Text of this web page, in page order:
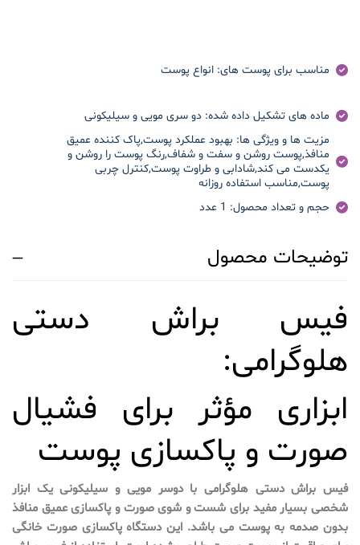
مزیت ها و ویژگی ها:بهبود عملکرد پوست,پاک کننده عمیق
پوست,مناسب استفاده روزانه
حجم و تعداد محصول:1 عدد
توضیحات محصول
فیس براش دستی
هلوگرامی:
ابزاری مؤثر برای فشیال
صورت و پاکسازی پوست
فیس براش دستی هلوگرامی با دوسر مویی و سیلیکونی یک ابزار
شخصی بسیار مفید برای شست و شوی صورت و پاکسازی عمیق منافذ
بدون صدمه به پوست می باشد. این دستگاه پاکسازی صورت خانگی
برای مراقبت از پوست صورت طراحی شده است. استفاده از فیس براش
دستی باعث لایه برداری ملایم از سطح پوست و حذف سلول های مرده
شده و موجب طراوت و شادابی پوست می شود.